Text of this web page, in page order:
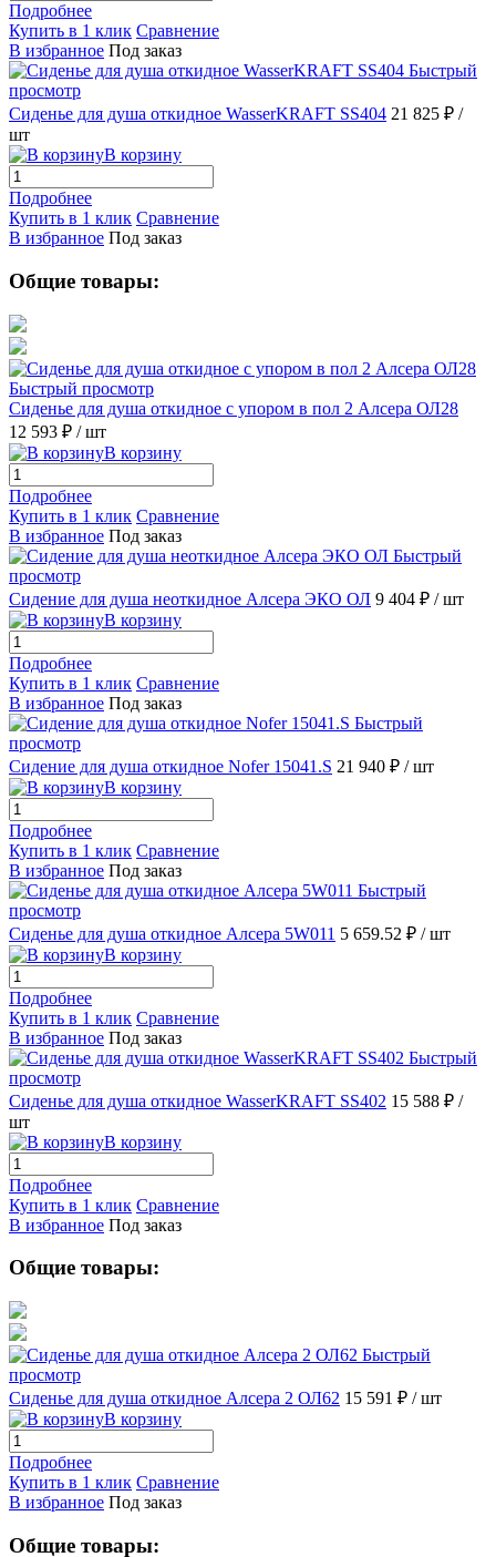
Подробнее
Купить в 1 клик Сравнение
В избранное Под заказ
Быстрый
просмотр
Сиденье для душа откидное WasserKRAFT SS404 21 825 ₽ /
шт
В корзину
Подробнее
Купить в 1 клик Сравнение
В избранное Под заказ
Общие товары:
Быстрый просмотр
Сиденье для душа откидное с упором в пол 2 Алсера ОЛ28
12 593 ₽ / шт
В корзину
Подробнее
Купить в 1 клик Сравнение
В избранное Под заказ
Быстрый
просмотр
Сидение для душа неоткидное Алсера ЭКО ОЛ 9 404 ₽ / шт
В корзину
Подробнее
Купить в 1 клик Сравнение
В избранное Под заказ
Быстрый
просмотр
Сидение для душа откидное Nofer 15041.S 21 940 ₽ / шт
В корзину
Подробнее
Купить в 1 клик Сравнение
В избранное Под заказ
Быстрый
просмотр
Сиденье для душа откидное Алсера 5W011 5 659.52 ₽ / шт
В корзину
Подробнее
Купить в 1 клик Сравнение
В избранное Под заказ
Быстрый
просмотр
Сиденье для душа откидное WasserKRAFT SS402 15 588 ₽ /
шт
В корзину
Подробнее
Купить в 1 клик Сравнение
В избранное Под заказ
Общие товары:
Быстрый
просмотр
Сиденье для душа откидное Алсера 2 ОЛ62 15 591 ₽ / шт
В корзину
Подробнее
Купить в 1 клик Сравнение
В избранное Под заказ
Общие товары: